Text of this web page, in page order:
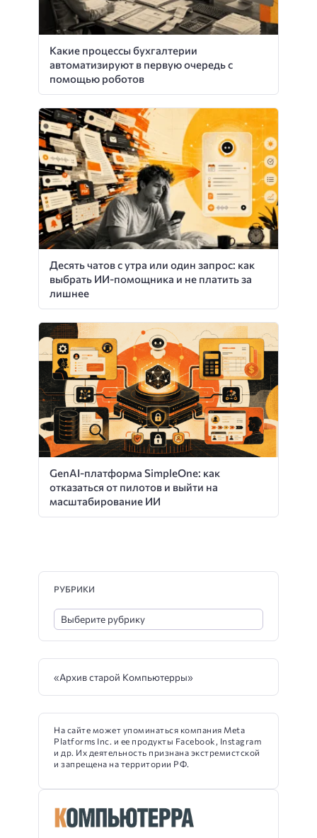
Какие процессы бухгалтерии
автоматизируют в первую очередь с
помощью роботов
Десять чатов с утра или один запрос: как
выбрать ИИ-помощника и не платить за
лишнее
GenAI-платформа SimpleOne: как
отказаться от пилотов и выйти на
масштабирование ИИ
РУБРИКИ
«Архив старой Компьютерры»
На сайте может упоминаться компания Meta
Platforms Inc. и ее продукты Facebook, Instagram
и др. Их деятельность признана экстремистской
и запрещена на территории РФ.